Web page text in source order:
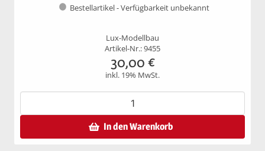
Bestellartikel - Verfügbarkeit unbekannt
Lux-Modellbau
Artikel-Nr.: 9455
30,00 €
inkl. 19% MwSt.
In den Warenkorb